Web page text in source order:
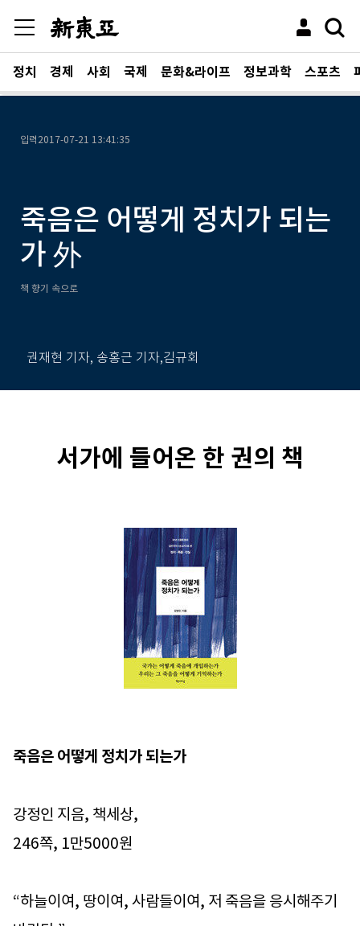
정치 경제 사회 국제 문화&라이프 정보과학 스포츠
입력 2017-07-21 13:41:35
죽음은 어떻게 정치가 되는
가 外
책 향기 속으로
권재현 기자, 송홍근 기자,김규회
서가에 들어온 한 권의 책
죽음은 어떻게 정치가 되는가
강정인 지음, 책세상,
246쪽, 1만5000원
“하늘이여, 땅이여, 사람들이여, 저 죽음을 응시해주기